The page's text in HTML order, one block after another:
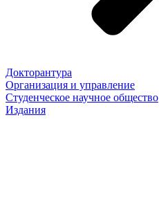
Докторантура
Организация и управление
Студенческое научное общество
Издания